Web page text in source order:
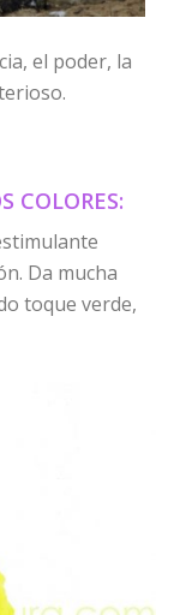
el poder, la
COLORES:
Da mucha
toque verde,